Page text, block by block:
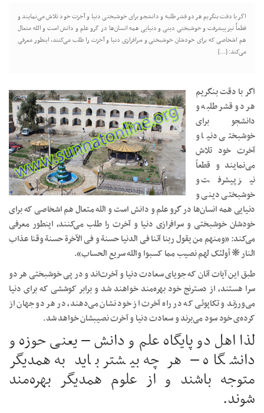
اگر با دقت بنگریم هر دو قشر طلبه و دانشجو برای خوشبختی دنیا و آخرت خود تلاش می‌نمایند و
قطعاً نیز پیشرفت و خوشبختی دینی و دنیایی همه انسان‌ها در گرو علم و دانش است و الله متعال
هم اشخاصی که برای خودشان خوشبختی و سرافرازی دنیا و آخرت را طلب می‌کنند، اینطور معرفی
می‌کند: […]
اگر با دقت بنگریم
هر دو قشر طلبه و
دانشجو برای
خوشبختی دنیا و
آخرت خود تلاش
می‌نمایند و قطعاً
نیز پیشرفت و
خوشبختی دینی و
دنیایی همه انسان‌ها در گرو علم و دانش است و الله متعال هم اشخاصی که برای
خودشان خوشبختی و سرافرازی دنیا و آخرت را طلب می‌کنند، اینطور معرفی
می‌کند: «ومنهم من یقول ربنا آتنا فی الدنیا حسنة و فی الآخرة حسنة وقنا عذاب
النار ❋ أولئک لهم نصیب مما کسبوا والله سریع الحساب».
طبق این آیات آنان که جویای سعادت دنیا و آخرت‌اند و در پی خوشبختی هر دو
سرا هستند، از دسترنج خود بهره‌مند خواهند شد و برابر کوششی که برای دنیا
می‌ورزند و تکاپوئی که در راه آخرت از خود نشان می‌دهند، در هر دو جهان از
کرده‌ی خود سود می‌برند و سعادت دنیا و آخرت نصیبشان خواهد شد.
لذا اهل دو پایگاه علم و دانش – یعنی حوزه و
دانشگاه – هر چه بیشتر باید به همدیگر
متوجه باشند و از علوم همدیگر بهره‌مند
شوند.